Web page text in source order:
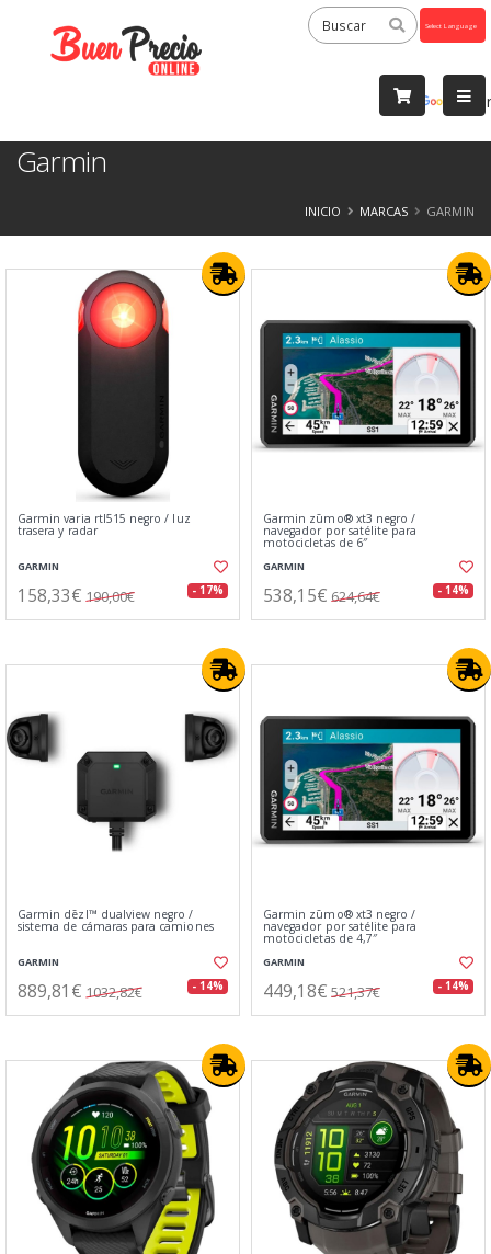
by
Garmin
INICIO MARCAS GARMIN
Garmin varia rtl515 negro / luz
trasera y radar
GARMIN
158,33€ 190,00€ - 17%
Garmin zūmo® xt3 negro /
navegador por satélite para
motocicletas de 6″
GARMIN
538,15€ 624,64€ - 14%
Garmin dēzl™ dualview negro /
sistema de cámaras para camiones
GARMIN
889,81€ 1032,82€ - 14%
Garmin zūmo® xt3 negro /
navegador por satélite para
motocicletas de 4,7″
GARMIN
449,18€ 521,37€ - 14%